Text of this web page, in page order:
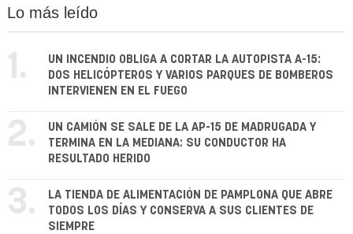
Lo más leído
1.
UN INCENDIO OBLIGA A CORTAR LA AUTOPISTA A-15:
DOS HELICÓPTEROS Y VARIOS PARQUES DE BOMBEROS
INTERVIENEN EN EL FUEGO
2.
UN CAMIÓN SE SALE DE LA AP-15 DE MADRUGADA Y
TERMINA EN LA MEDIANA: SU CONDUCTOR HA
RESULTADO HERIDO
3.
LA TIENDA DE ALIMENTACIÓN DE PAMPLONA QUE ABRE
TODOS LOS DÍAS Y CONSERVA A SUS CLIENTES DE
SIEMPRE